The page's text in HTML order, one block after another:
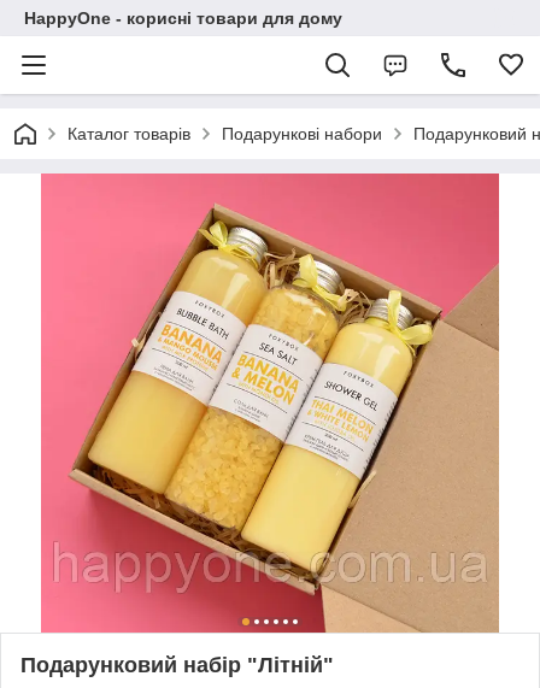
HappyOne - корисні товари для дому
Каталог товарів Подарункові набори Подарунковий
Подарунковий набір "Літній"